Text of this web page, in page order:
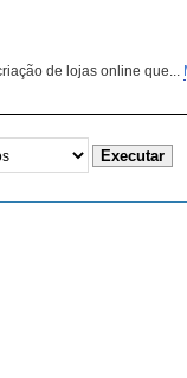
de lojas online que...